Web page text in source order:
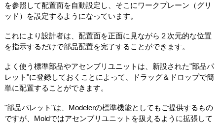
を参照して配置面を自動設定し、そこにワークプレーン（グリ
ッド）を設定するようになっています。
これにより設計者は、配置面を正面に見ながら２次元的な位置
を指示するだけで部品配置を完了することができます。
よく使う標準部品やアセンブリユニットは、新設された"部品パ
レット"に登録しておくことによって、ドラッグ＆ドロップで簡
単に配置することができます。
"部品パレット"は、Modelerの標準機能としてもご提供するもの
ですが、Moldではアセンブリユニットを扱えるように拡張して